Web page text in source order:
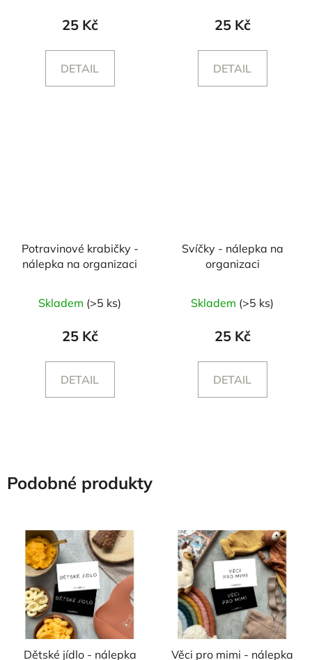
25 Kč
DETAIL
25 Kč
DETAIL
Potravinové krabičky -
nálepka na organizaci
Skladem (>5 ks)
25 Kč
DETAIL
Svíčky - nálepka na
organizaci
Skladem (>5 ks)
25 Kč
DETAIL
Podobné produkty
Dětské jídlo - nálepka Věci pro mimi - nálepka